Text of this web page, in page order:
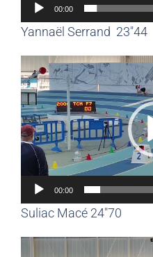
00:00
Yannaël Serrand 23″44
Lecteur
vidéo
00:00
Suliac Macé 24″70
Lecteur